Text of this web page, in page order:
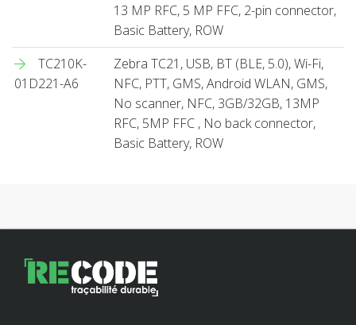
13 MP RFC, 5 MP FFC, 2-pin connector,
Basic Battery, ROW
TC210K-
01D221-A6
Zebra TC21, USB, BT (BLE, 5.0), Wi-Fi,
NFC, PTT, GMS, Android WLAN, GMS,
No scanner, NFC, 3GB/32GB, 13MP
RFC, 5MP FFC , No back connector,
Basic Battery, ROW